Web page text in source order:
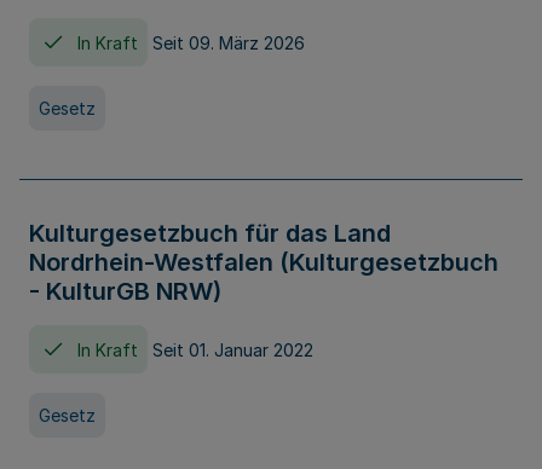
In Kraft Seit 09. März 2026
Gesetz
Kulturgesetzbuch für das Land
Nordrhein-Westfalen (Kulturgesetzbuch
- KulturGB NRW)
In Kraft Seit 01. Januar 2022
Gesetz